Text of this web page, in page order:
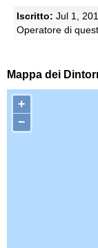
Iscritto: Jul 1,
Operatore di
Mappa dei
+
−